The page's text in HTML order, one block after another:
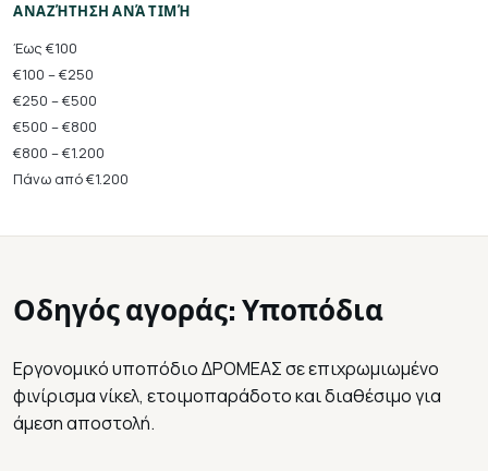
ΑΝΑΖΉΤΗΣΗ ΑΝΆ ΤΙΜΉ
Έως €100
€100 – €250
€250 – €500
€500 – €800
€800 – €1.200
Πάνω από €1.200
Οδηγός αγοράς: Υποπόδια
Εργονομικό υποπόδιο ΔΡΟΜΕΑΣ σε επιχρωμιωμένο
φινίρισμα νίκελ, ετοιμοπαράδοτο και διαθέσιμο για
άμεση αποστολή.